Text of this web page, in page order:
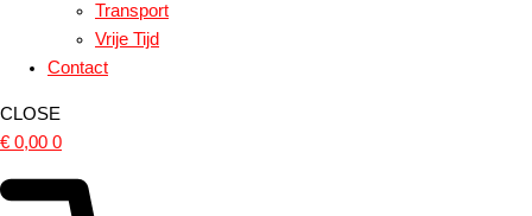
Transport
Vrije Tijd
Contact
CLOSE
€ 0,00 0